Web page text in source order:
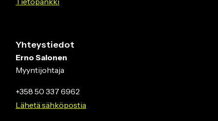
Yhteystiedot
Erno Salonen
Myyntijohtaja
+358 50 337 6962
Lähetä sähköpostia